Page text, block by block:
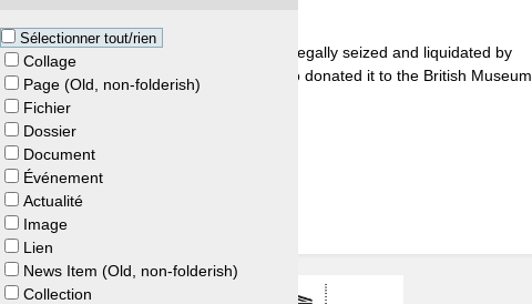
Sélectionner tout/rien
Collage
Page (Old, non-folderish)
Fichier
Dossier
Document
Événement
Actualité
Image
Lien
News Item (Old, non-folderish)
Collection
Museum
“Young Couple in a Landscape”, was illegally seized and liquidated by
Edmund Schilling in the 1960s, who donated it to the British Museum
a few years later.